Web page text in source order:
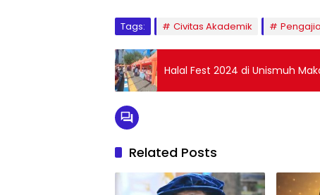
Tags: Civitas Akademik
Halal Fest 2024 di Unismuh
Related Posts